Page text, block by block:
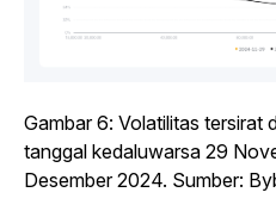
Gambar 6: Volatilitas tersirat
tanggal kedaluwarsa 29
Desember 2024. Sumber: